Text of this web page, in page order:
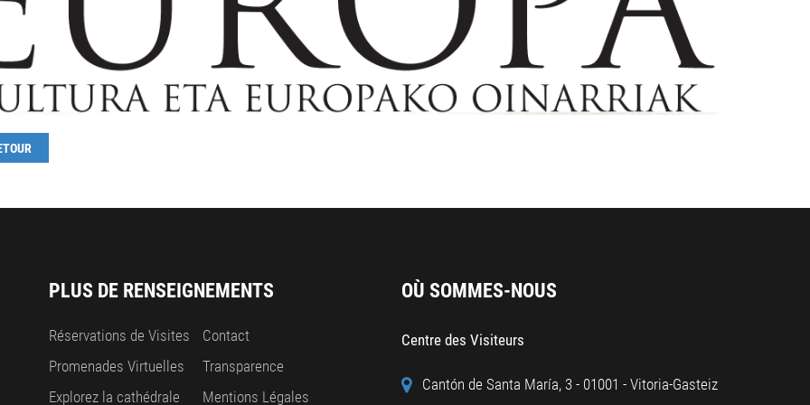
PLUS DE RENSEIGNEMENTS
Réservations de Visites
Promenades Virtuelles
Explorez la cathédrale
Contact
Transparence
Mentions Légales
OÙ SOMMES-NOUS
Centre des Visiteurs
Cantón de Santa María, 3 - 01001 - Vitoria-Gasteiz